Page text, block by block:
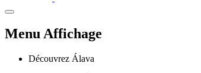
Menu Affichage
Découvrez Álava